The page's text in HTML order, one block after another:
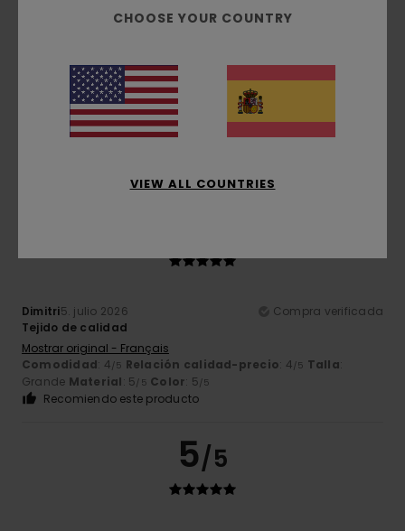
5. julio 2026
Compra verificada
Son bonitos
Mostrar original - Italiano
Comodidad: 5/5 Relación calidad-precio: 5/5 Talla
Dimitri5. julio 2026
Compra verificada
Tejido de calidad
Mostrar original - Français
Comodidad: 4/5 Relación calidad-precio: 4/5 Talla:
Grande Material: 5/5 Color: 5/5
Recomiendo este producto
5/5
CHOOSE YOUR COUNTRY
VIEW ALL COUNTRIES